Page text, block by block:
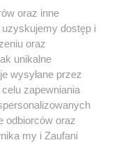
z portali
się z nami
oraz inne
dostęp i
oraz
unikalne
wysyłane przez
zapewniania
odbiorców oraz
my i Zaufani